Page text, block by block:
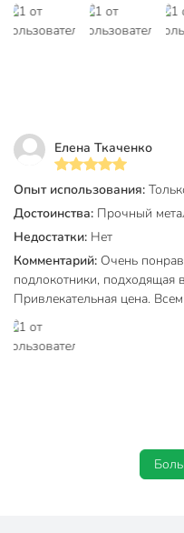
Тип
Артикул производителя
Модель
Вес в упаковке
Габариты упаковки
Елена Ткаченко
Опыт использования:
Достоинства: Прочный
Недостатки: Нет
Комментарий: Очень
подлокотники, подходящая
Привлекательная цена.